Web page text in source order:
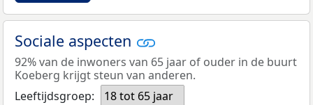
Sociale aspecten
92% van de inwoners van 65 jaar of ouder in de buurt
Koeberg krijgt steun van anderen.
Leeftijdsgroep:
18 tot 65 jaar